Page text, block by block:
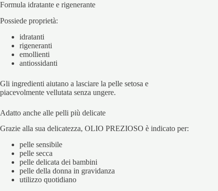
Formula idratante e rigenerante
Possiede proprietà:
idratanti
rigeneranti
emollienti
antiossidanti
Gli ingredienti aiutano a lasciare la pelle setosa e
piacevolmente vellutata senza ungere.
Adatto anche alle pelli più delicate
Grazie alla sua delicatezza, OLIO PREZIOSO è indicato per:
pelle sensibile
pelle secca
pelle delicata dei bambini
pelle della donna in gravidanza
utilizzo quotidiano